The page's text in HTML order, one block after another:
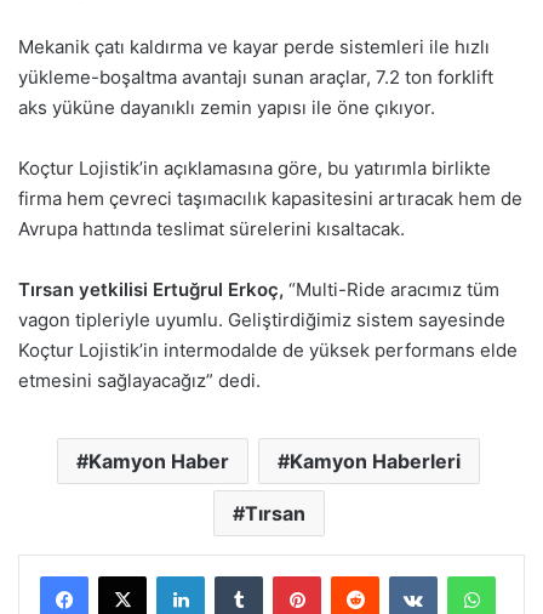
Mekanik çatı kaldırma ve kayar perde sistemleri ile hızlı
yükleme-boşaltma avantajı sunan araçlar, 7.2 ton forklift
aks yüküne dayanıklı zemin yapısı ile öne çıkıyor.
Koçtur Lojistik’in açıklamasına göre, bu yatırımla birlikte
firma hem çevreci taşımacılık kapasitesini artıracak hem de
Avrupa hattında teslimat sürelerini kısaltacak.
Tırsan yetkilisi Ertuğrul Erkoç, “Multi-Ride aracımız tüm
vagon tipleriyle uyumlu. Geliştirdiğimiz sistem sayesinde
Koçtur Lojistik’in intermodalde de yüksek performans elde
etmesini sağlayacağız” dedi.
Kamyon Haber Kamyon Haberleri
Tırsan
LinkedInTumblr PinterestReddit VKontakte